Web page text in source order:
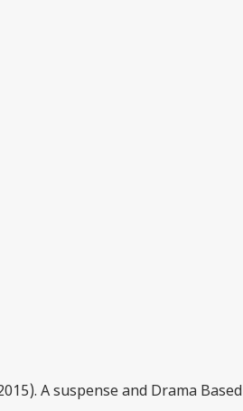
A suspense and Drama Based